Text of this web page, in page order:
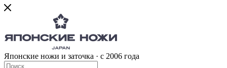
Японские ножи и заточка · с 2006 года